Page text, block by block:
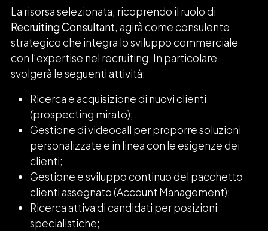
La risorsa selezionata, ricoprendo il ruolo di
Recruiting Consultant, agirà come consulente
strategico che integra lo sviluppo commerciale
con l'expertise nel recruiting. In particolare
svolgerà le seguenti attività:
Ricerca e acquisizione di nuovi clienti
(prospecting mirato);
Gestione di videocall per proporre soluzioni
personalizzate e in linea con le esigenze dei
clienti;
Gestione e sviluppo continuo del pacchetto
clienti assegnato (Account Management);
Ricerca attiva di candidati per posizioni
specialistiche;